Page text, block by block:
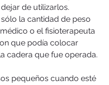
de utilizarlos.
la cantidad de peso
o el fisioterapeuta
que podía colocar
cadera que fue operada.
pequeños cuando esté